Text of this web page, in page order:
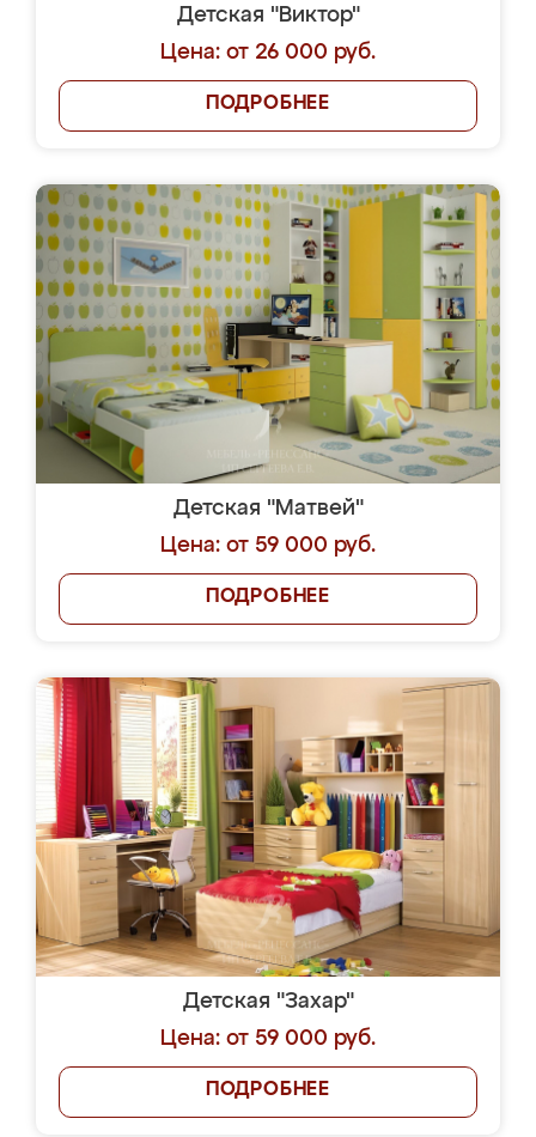
Детская "Виктор"
Цена: от 26 000 руб.
ПОДРОБНЕЕ
Детская "Матвей"
Цена: от 59 000 руб.
ПОДРОБНЕЕ
Детская "Захар"
Цена: от 59 000 руб.
ПОДРОБНЕЕ